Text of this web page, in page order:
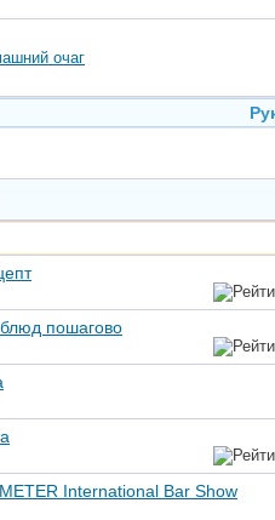
очаг
пошагово
International Bar Show